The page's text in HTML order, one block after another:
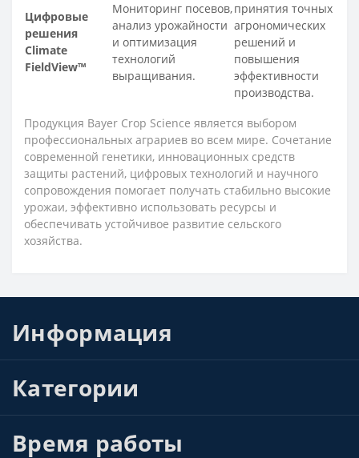
Цифровые
решения
Climate
FieldView™
Мониторинг посевов,
анализ урожайности
и оптимизация
технологий
выращивания.
принятия точных
агрономических
решений и
повышения
эффективности
производства.
Продукция Bayer Crop Science является выбором
профессиональных аграриев во всем мире. Сочетание
современной генетики, инновационных средств
защиты растений, цифровых технологий и научного
сопровождения помогает получать стабильно высокие
урожаи, эффективно использовать ресурсы и
обеспечивать устойчивое развитие сельского
хозяйства.
Информация
Категории
Время работы